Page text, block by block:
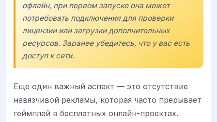
офлайн, при первом запуске она может
потребовать подключения для проверки
лицензии или загрузки дополнительных
ресурсов. Заранее убедитесь, что у вас есть
доступ к сети.
Еще один важный аспект — это отсутствие
навязчивой рекламы, которая часто прерывает
геймплей в бесплатных онлайн-проектах.